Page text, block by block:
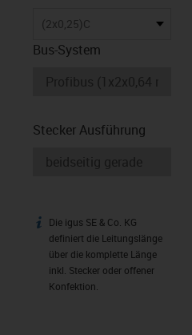
(2x0,25)C
Bus-System
Stecker Ausführung
igus-icon-info
Die igus SE & Co. KG
definiert die Leitungslänge
über die komplette Länge
inkl. Stecker oder offener
Konfektion.